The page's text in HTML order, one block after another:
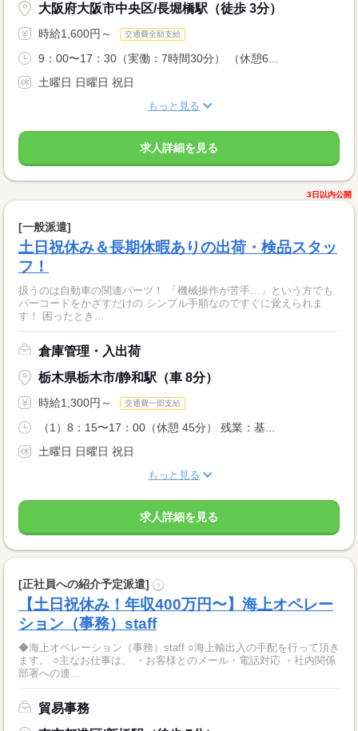
大阪府大阪市中央区/長堀橋駅（徒歩 3分）
時給1,600円～ 交通費全額支給
9：00〜17：30（実働：7時間30分） （休憩6...
土曜日 日曜日 祝日
もっと見る
求人詳細を見る
3日以内公開
[一般派遣]
土日祝休み＆長期休暇ありの出荷・検品スタッ
フ！
扱うのは自動車の関連パーツ！ 「機械操作が苦手…」という方でも
バーコードをかざすだけの シンプル手順なのですぐに覚えられま
す！ 困ったとき...
倉庫管理・入出荷
栃木県栃木市/静和駅（車 8分）
時給1,300円～ 交通費一部支給
（1）8：15〜17：00（休憩 45分） 残業：基...
土曜日 日曜日 祝日
もっと見る
求人詳細を見る
[正社員への紹介予定派遣] ?
【土日祝休み！年収400万円〜】海上オペレー
ション（事務）staff
◆海上オペレーション（事務）staff ○海上輸出入の手配を行って頂き
ます。 ○主なお仕事は、 ・お客様とのメール・電話対応 ・社内関係
部署への連...
貿易事務